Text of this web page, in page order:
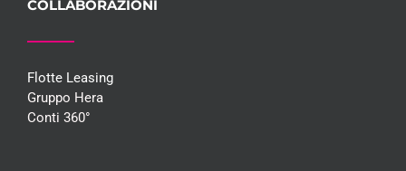
COLLABORAZIONI
Flotte Leasing
Gruppo Hera
Conti 360°